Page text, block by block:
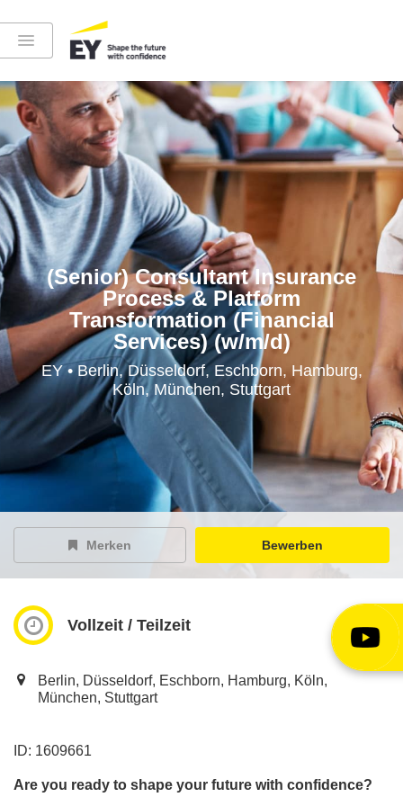
Instagram
LinkedIn
YouTube
Höre in die EY-Welt rein
EY Careers Spotlight
der Karriere-Podcast
EY Joblight
(Senior) Consultant Insurance
Process & Platform
Transformation (Financial
Services) (w/m/d)
EY • Berlin, Düsseldorf, Eschborn, Hamburg,
Köln, München, Stuttgart
Merken Bewerben
Vollzeit / Teilzeit
Berlin, Düsseldorf, Eschborn, Hamburg, Köln,
München, Stuttgart
ID: 1609661
Are you ready to shape your future with confidence?